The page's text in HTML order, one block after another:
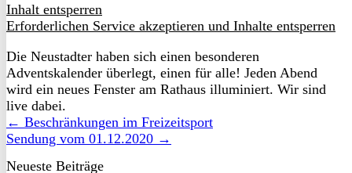
Inhalt entsperren
Erforderlichen Service akzeptieren und Inhalte entsperren
Die Neustadter haben sich einen besonderen
Adventskalender überlegt, einen für alle! Jeden Abend
wird ein neues Fenster am Rathaus illuminiert. Wir sind
live dabei.
← Beschränkungen im Freizeitsport
Sendung vom 01.12.2020 →
Neueste Beiträge